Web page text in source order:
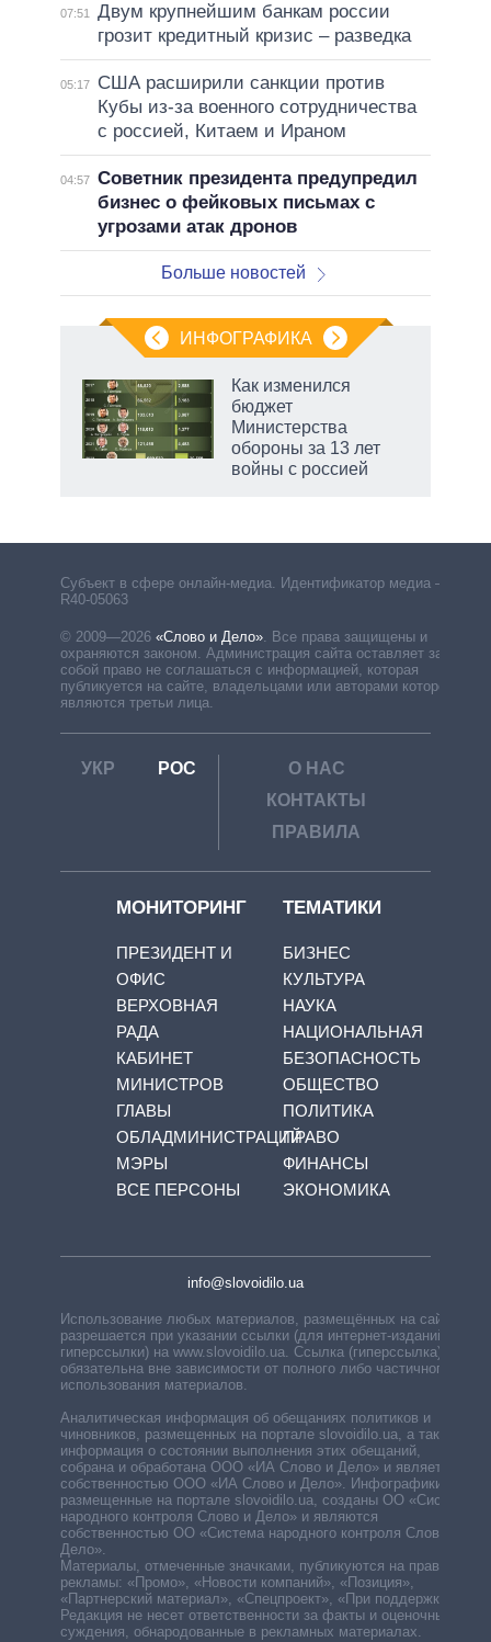
07:51
Двум крупнейшим банкам россии
грозит кредитный кризис – разведка
05:17
США расширили санкции против
Кубы из-за военного сотрудничества
с россией, Китаем и Ираном
04:57 Советник президента предупредил
бизнес о фейковых письмах с
угрозами атак дронов
Больше новостей
ИНФОГРАФИКА
Как изменился
бюджет
Министерства
обороны за 13 лет
войны с россией
Субъект в сфере онлайн-медиа. Идентификатор медиа –
R40-05063
© 2009—2026 «Слово и Дело». Все права защищены и
охраняются законом. Администрация сайта оставляет за
собой право не соглашаться с информацией, которая
публикуется на сайте, владельцами или авторами которой
являются третьи лица.
УКР РОС
О НАС
КОНТАКТЫ
ПРАВИЛА
МОНИТОРИНГ
ПРЕЗИДЕНТ И
ОФИС
ВЕРХОВНАЯ
РАДА
КАБИНЕТ
МИНИСТРОВ
ГЛАВЫ
ОБЛАДМИНИСТРАЦИЙ
МЭРЫ
ВСЕ ПЕРСОНЫ
ТЕМАТИКИ
БИЗНЕС
КУЛЬТУРА
НАУКА
НАЦИОНАЛЬНАЯ
БЕЗОПАСНОСТЬ
ОБЩЕСТВО
ПОЛИТИКА
ПРАВО
ФИНАНСЫ
ЭКОНОМИКА
info@slovoidilo.ua
Использование любых материалов, размещённых на сайте,
разрешается при указании ссылки (для интернет-изданий —
гиперссылки) на www.slovoidilo.ua. Ссылка (гиперссылка)
обязательна вне зависимости от полного либо частичного
использования материалов.
Аналитическая информация об обещаниях политиков и
чиновников, размещенных на портале slovoidilo.ua, а также
информация о состоянии выполнения этих обещаний,
собрана и обработана ООО «ИА Слово и Дело» и является
собственностью ООО «ИА Слово и Дело». Инфографики,
размещенные на портале slovoidilo.ua, созданы ОО «Система
народного контроля Слово и Дело» и являются
собственностью ОО «Система народного контроля Слово и
Дело».
Материалы, отмеченные значками, публикуются на правах
рекламы: «Промо», «Новости компаний», «Позиция»,
«Партнерский материал», «Спецпроект», «При поддержке».
Редакция не несет ответственности за факты и оценочные
суждения, обнародованные в рекламных материалах.